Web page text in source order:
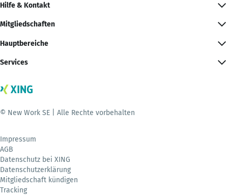
Hilfe & Kontakt
Mitgliedschaften
Hauptbereiche
Services
© New Work SE | Alle Rechte vorbehalten
Impressum
AGB
Datenschutz bei XING
Datenschutzerklärung
Mitgliedschaft kündigen
Tracking